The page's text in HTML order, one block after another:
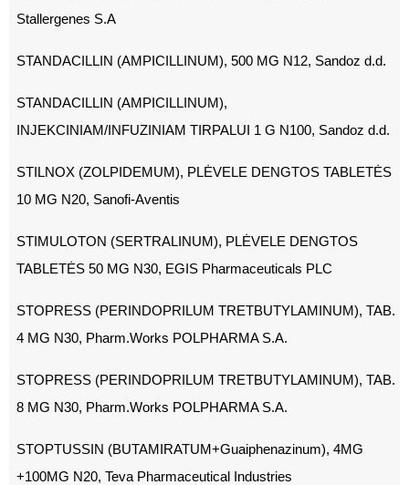
Stallergenes S.A
STANDACILLIN (AMPICILLINUM), 500 MG N12, Sandoz d.d.
STANDACILLIN (AMPICILLINUM),
INJEKCINIAM/INFUZINIAM TIRPALUI 1 G N100, Sandoz d.d.
STILNOX (ZOLPIDEMUM), PLĖVELE DENGTOS TABLETĖS
10 MG N20, Sanofi-Aventis
STIMULOTON (SERTRALINUM), PLĖVELE DENGTOS
TABLETĖS 50 MG N30, EGIS Pharmaceuticals PLC
STOPRESS (PERINDOPRILUM TRETBUTYLAMINUM), TAB.
4 MG N30, Pharm.Works POLPHARMA S.A.
STOPRESS (PERINDOPRILUM TRETBUTYLAMINUM), TAB.
8 MG N30, Pharm.Works POLPHARMA S.A.
STOPTUSSIN (BUTAMIRATUM+Guaiphenazinum), 4MG
+100MG N20, Teva Pharmaceutical Industries